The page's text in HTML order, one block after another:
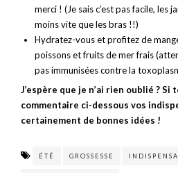
merci ! (Je sais c’est pas facile, les
moins vite que les bras !!)
Hydratez-vous et profitez de
poissons et fruits de mer frais
pas immunisées contre la
J’espère que je n’ai rien oublié ?
commentaire ci-dessous vos
certainement de bonnes idées !
ÉTÉ GROSSESSE